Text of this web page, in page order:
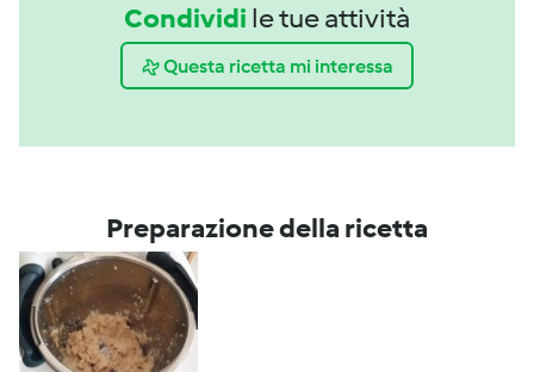
Condividi le tue attività
Questa ricetta mi interessa
Preparazione della ricetta